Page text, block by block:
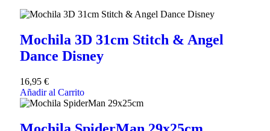
Mochila 3D 31cm Stitch & Angel
Dance Disney
16,95 €
Añadir al Carrito